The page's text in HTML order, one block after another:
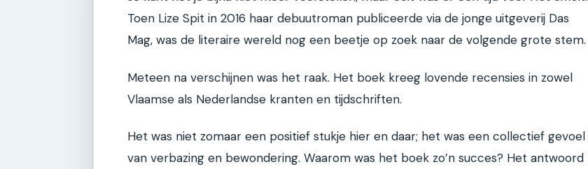
Toen Lize Spit in 2016 haar debuutroman publiceerde via de jonge uitgeverij Das
Mag, was de literaire wereld nog een beetje op zoek naar de volgende grote stem.
Meteen na verschijnen was het raak. Het boek kreeg lovende recensies in zowel
Vlaamse als Nederlandse kranten en tijdschriften.
Het was niet zomaar een positief stukje hier en daar; het was een collectief gevoel
van verbazing en bewondering. Waarom was het boek zo’n succes? Het antwoord